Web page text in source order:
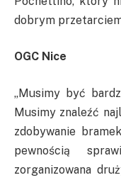
dobrym
OGC Nice
„Musimy być
Musimy znaleźć
zdobywanie
pewnością
zorganizowana